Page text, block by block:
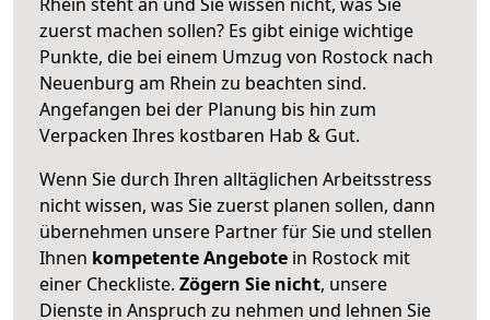
zuerst machen sollen? Es gibt einige wichtige
Punkte, die bei einem Umzug von Rostock nach
Neuenburg am Rhein zu beachten sind.
Angefangen bei der Planung bis hin zum
Verpacken Ihres kostbaren Hab & Gut.
Wenn Sie durch Ihren alltäglichen Arbeitsstress
nicht wissen, was Sie zuerst planen sollen, dann
übernehmen unsere Partner für Sie und stellen
Ihnen kompetente Angebote in Rostock mit
einer Checkliste. Zögern Sie nicht, unsere
Dienste in Anspruch zu nehmen und lehnen Sie